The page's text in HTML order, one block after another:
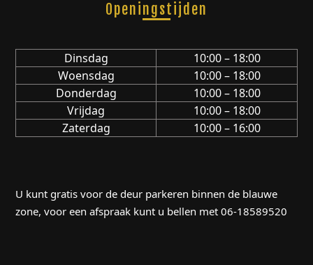
Openingstijden
Dinsdag
10:00 – 18:00
Woensdag
10:00 – 18:00
Donderdag
10:00 – 18:00
Vrijdag
10:00 – 18:00
Zaterdag
10:00 – 16:00
U kunt gratis voor de deur parkeren binnen de blauwe
zone, voor een afspraak kunt u bellen met 06-18589520